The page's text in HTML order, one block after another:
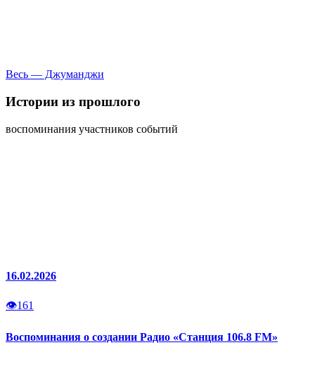
Весь — Джуманджи
Истории из прошлого
воспоминания участников событий
16.02.2026
👁161
Воспоминания о создании Радио «Станция 106.8 FM»